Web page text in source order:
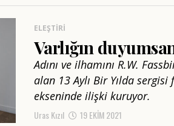
ELEŞTIRI
Varlığın
Adını ve ilhamını R.W.
alan 13 Aylı Bir Yılda
ekseninde ilişki kuruyor.
Uras Kızıl 19 EKIM 2021